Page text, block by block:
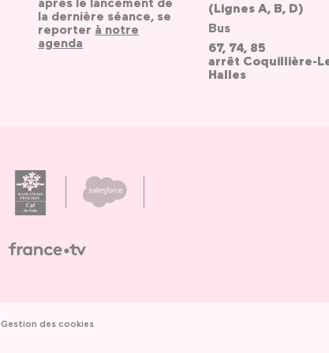
la dernière séance, se
reporter à notre
agenda
(Lignes A, B, D)
Bus
67, 74, 85
arrêt Coquillière-
Halles
Gestion des cookies